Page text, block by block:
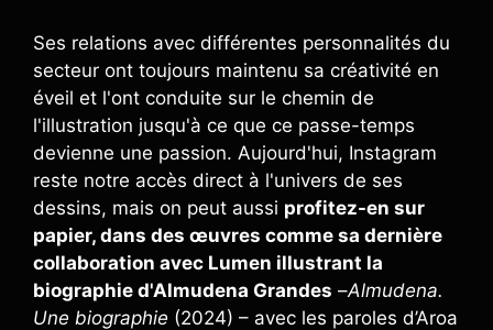
Ses relations avec différentes personnalités du
secteur ont toujours maintenu sa créativité en
éveil et l'ont conduite sur le chemin de
l'illustration jusqu'à ce que ce passe-temps
devienne une passion. Aujourd'hui, Instagram
reste notre accès direct à l'univers de ses
dessins, mais on peut aussi profitez-en sur
papier, dans des œuvres comme sa dernière
collaboration avec Lumen illustrant la
biographie d'Almudena Grandes –Almudena.
Une biographie (2024) – avec les paroles d’Aroa